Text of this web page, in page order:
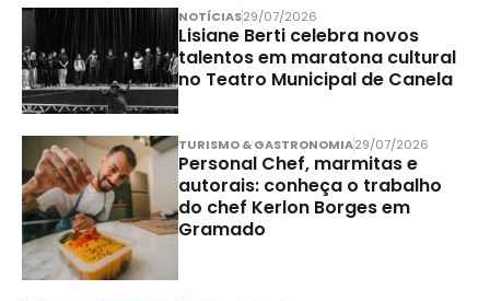
NOTÍCIAS29/07/2026
Lisiane Berti celebra novos
talentos em maratona cultural
no Teatro Municipal de Canela
TURISMO & GASTRONOMIA29/07/2026
Personal Chef, marmitas e
autorais: conheça o trabalho
do chef Kerlon Borges em
Gramado